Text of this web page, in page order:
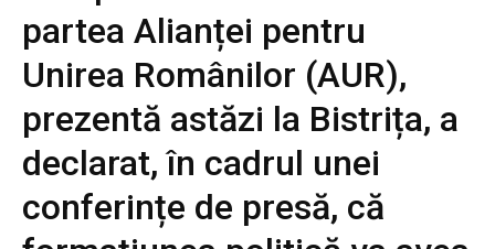
partea Alianței pentru
Unirea Românilor (AUR),
prezentă astăzi la Bistrița, a
declarat, în cadrul unei
conferințe de presă, că